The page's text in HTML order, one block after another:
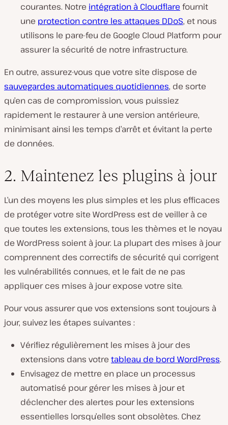
courantes. Notre intégration à Cloudflare fournit
une protection contre les attaques DDoS, et nous
utilisons le pare-feu de Google Cloud Platform pour
assurer la sécurité de notre infrastructure.
En outre, assurez-vous que votre site dispose de
sauvegardes automatiques quotidiennes, de sorte
qu’en cas de compromission, vous puissiez
rapidement le restaurer à une version antérieure,
minimisant ainsi les temps d’arrêt et évitant la perte
de données.
2. Maintenez les plugins à jour
L’un des moyens les plus simples et les plus efficaces
de protéger votre site WordPress est de veiller à ce
que toutes les extensions, tous les thèmes et le noyau
de WordPress soient à jour. La plupart des mises à jour
comprennent des correctifs de sécurité qui corrigent
les vulnérabilités connues, et le fait de ne pas
appliquer ces mises à jour expose votre site.
Pour vous assurer que vos extensions sont toujours à
jour, suivez les étapes suivantes :
Vérifiez régulièrement les mises à jour des
extensions dans votre tableau de bord WordPress.
Envisagez de mettre en place un processus
automatisé pour gérer les mises à jour et
déclencher des alertes pour les extensions
essentielles lorsqu’elles sont obsolètes. Chez